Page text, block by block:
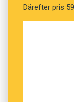
Därefter pris